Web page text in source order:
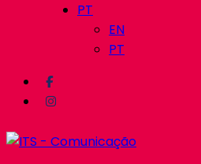
PT
EN
PT